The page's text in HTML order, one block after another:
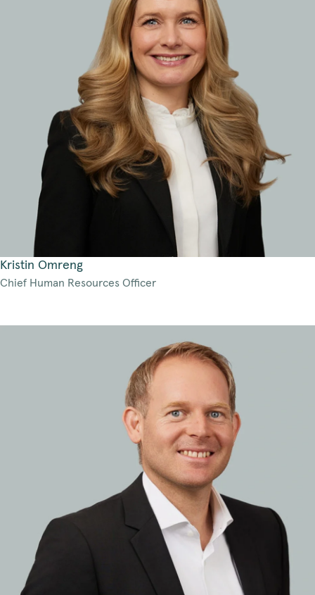
Kristin Omreng
Chief Human Resources Officer